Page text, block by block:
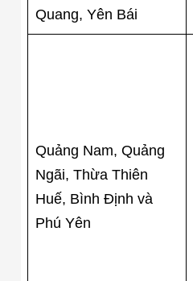
Quang, Yên Bái
Quảng Nam, Quảng
Ngãi, Thừa Thiên
Huế, Bình Định và
Phú Yên